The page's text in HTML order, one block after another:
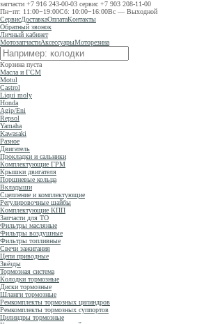
запчасти +7 916 243-00-03 сервис +7 903 208-11-00
Пн−пт: 11:00−19:00Сб: 10:00−16:00Вс — Выходной
СервисДоставкаОплатаКонтакты
Обратный звонок
Личный кабинет
МотозапчастиАксессуарыМоторезина
Корзина пуста
Масла и ГСМ
Motul
Castrol
Liqui moly
Honda
Agip/Eni
Repsol
Yamaha
Kawasaki
Разное
Двигатель
Прокладки и сальники
Комплектующие ГРМ
Крышки двигателя
Поршневые кольца
Вкладыши
Сцепление и комплектующие
Регулировочные шайбы
Комплектующие КПП
Запчасти для ТО
Фильтры масляные
Фильтры воздушные
Фильтры топливные
Свечи зажигания
Цепи приводные
Звёзды
Тормозная система
Колодки тормозные
Диски тормозные
Шланги тормозные
Ремкомплекты тормозных цилиндров
Ремкомплекты тормозных суппортов
Цилиндры тормозные